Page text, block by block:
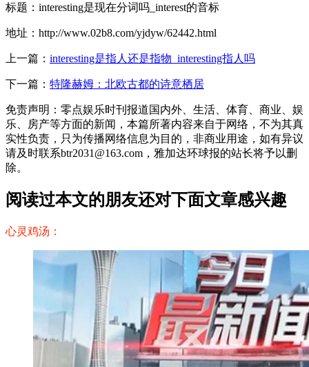
标题：interesting是现在分词吗_interest的音标
地址：http://www.02b8.com/yjdyw/62442.html
上一篇： interesting是指人还是指物_interesting指人吗
下一篇： 特隆赫姆：北欧古都的诗意栖居
免责声明：零点娱乐时刊报道国内外、生活、体育、商业、娱
乐、房产等方面的新闻，本篇所著内容来自于网络，不为其真
实性负责，只为传播网络信息为目的，非商业用途，如有异议
请及时联系btr2031@163.com，雅加达环球报的站长将予以删
除。
阅读过本文的朋友还对下面文章感兴趣
心灵鸡汤：